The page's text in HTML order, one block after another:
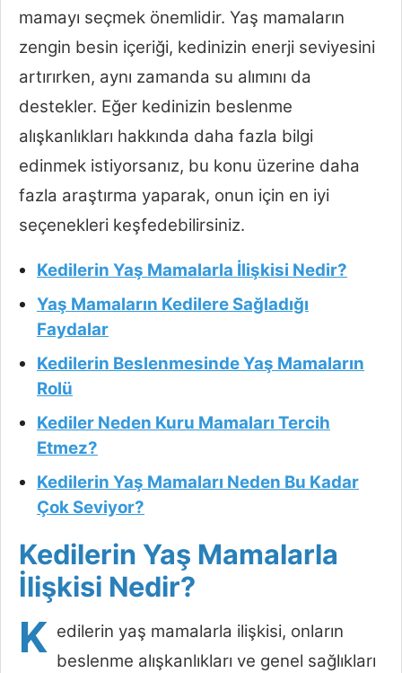
mamayı seçmek önemlidir. Yaş mamaların
zengin besin içeriği, kedinizin enerji seviyesini
artırırken, aynı zamanda su alımını da
destekler. Eğer kedinizin beslenme
alışkanlıkları hakkında daha fazla bilgi
edinmek istiyorsanız, bu konu üzerine daha
fazla araştırma yaparak, onun için en iyi
seçenekleri keşfedebilirsiniz.
Kedilerin Yaş Mamalarla İlişkisi Nedir?
Yaş Mamaların Kedilere Sağladığı
Faydalar
Kedilerin Beslenmesinde Yaş Mamaların
Rolü
Kediler Neden Kuru Mamaları Tercih
Etmez?
Kedilerin Yaş Mamaları Neden Bu Kadar
Çok Seviyor?
Kedilerin Yaş Mamalarla
İlişkisi Nedir?
K edilerin yaş mamalarla ilişkisi, onların
beslenme alışkanlıkları ve genel sağlıkları